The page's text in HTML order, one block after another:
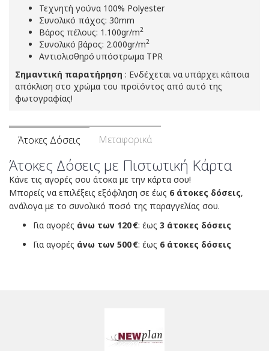
Τεχνητή γούνα 100% Polyester
Συνολικό πάχος: 30mm
Βάρος πέλους: 1.100gr/m2
Συνολικό βάρος: 2.000gr/m2
Αντιολισθηρό υπόστρωμα TPR
Σημαντική παρατήρηση : Ενδέχεται να υπάρχει κάποια
απόκλιση στο χρώμα του προϊόντος από αυτό της
φωτογραφίας!
Άτοκες Δόσεις Μεταφορικά
Άτοκες Δόσεις με Πιστωτική Κάρτα
Κάνε τις αγορές σου άτοκα με την κάρτα σου!
Μπορείς να επιλέξεις εξόφληση σε έως 6 άτοκες δόσεις,
ανάλογα με το συνολικό ποσό της παραγγελίας σου.
Για αγορές άνω των 120 €: έως 3 άτοκες δόσεις
Για αγορές άνω των 500 €: έως 6 άτοκες δόσεις